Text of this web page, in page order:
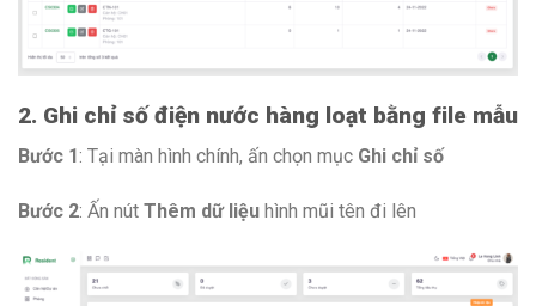
2. Ghi chỉ số điện nước hàng loạt bằng file mẫu
Bước 1: Tại màn hình chính, ấn chọn mục Ghi chỉ số
Bước 2: Ấn nút Thêm dữ liệu hình mũi tên đi lên